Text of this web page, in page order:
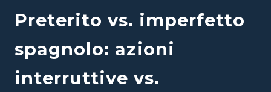
Preterito vs. imperfetto
spagnolo: azioni
interruttive vs.